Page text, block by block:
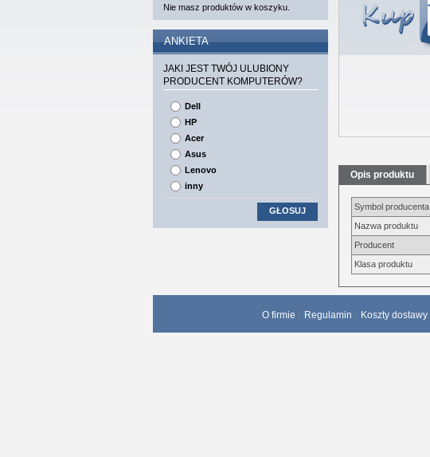
Opis produktu
Symbol producenta
Nazwa produktu
Producent
Klasa produktu
Nie masz produktów w koszyku.
ANKIETA
JAKI JEST TWÓJ ULUBIONY
PRODUCENT KOMPUTERÓW?
Dell
HP
Acer
Asus
Lenovo
inny
GŁOSUJ
O firmie Regulamin Koszty dostawy